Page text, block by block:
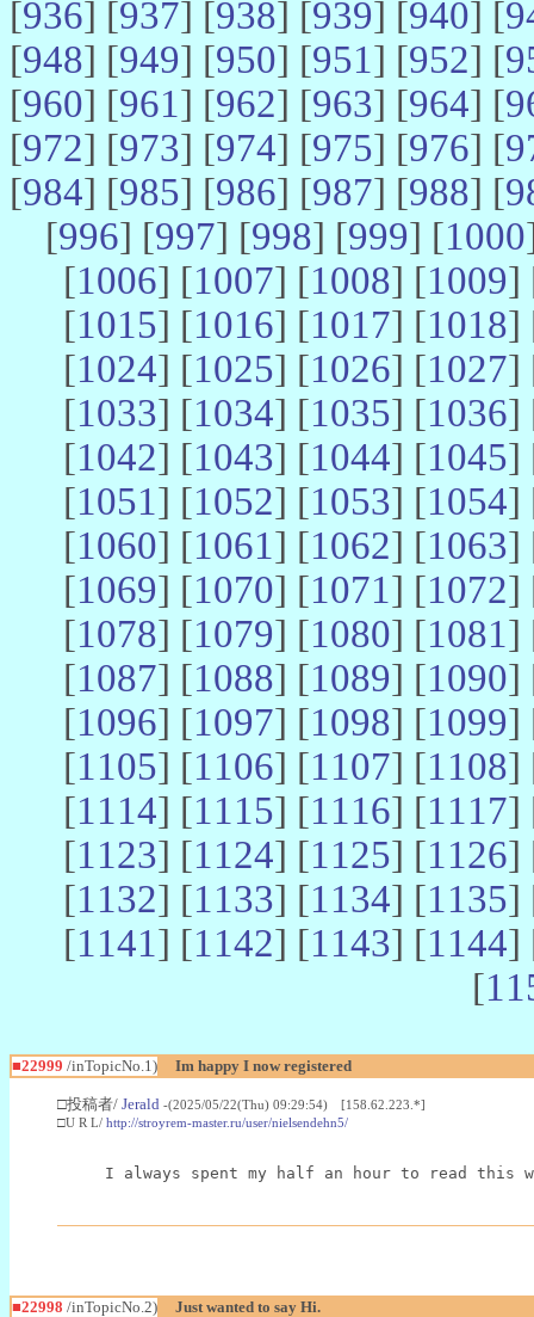
[936] [937] [938] [939] [940] [
[948] [949] [950] [951] [952] [
[960] [961] [962] [963] [964] [
[972] [973] [974] [975] [976] [
[984] [985] [986] [987] [988] [
[996] [997] [998] [999] [1000
[1006] [1007] [1008] [1009]
[1015] [1016] [1017] [1018]
[1024] [1025] [1026] [1027]
[1033] [1034] [1035] [1036]
[1042] [1043] [1044] [1045]
[1051] [1052] [1053] [1054]
[1060] [1061] [1062] [1063]
[1069] [1070] [1071] [1072]
[1078] [1079] [1080] [1081]
[1087] [1088] [1089] [1090]
[1096] [1097] [1098] [1099]
[1105] [1106] [1107] [1108]
[1114] [1115] [1116] [1117]
[1123] [1124] [1125] [1126]
[1132] [1133] [1134] [1135]
[1141] [1142] [1143] [1144]
[
■22999 /inTopicNo.1) Im happy I now registered
□投稿者/ Jerald -(2025/05/22(Thu) 09:29:54) [158.62.223.*]
□U R L/ http://stroyrem-master.ru/user/nielsendehn5/
I always spent my half an hour to read
■22998 /inTopicNo.2) Just wanted to say Hi.